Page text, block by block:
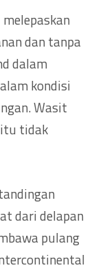
dan tanpa
dalam
kondisi
Wasit
tidak
dari delapan
pulang